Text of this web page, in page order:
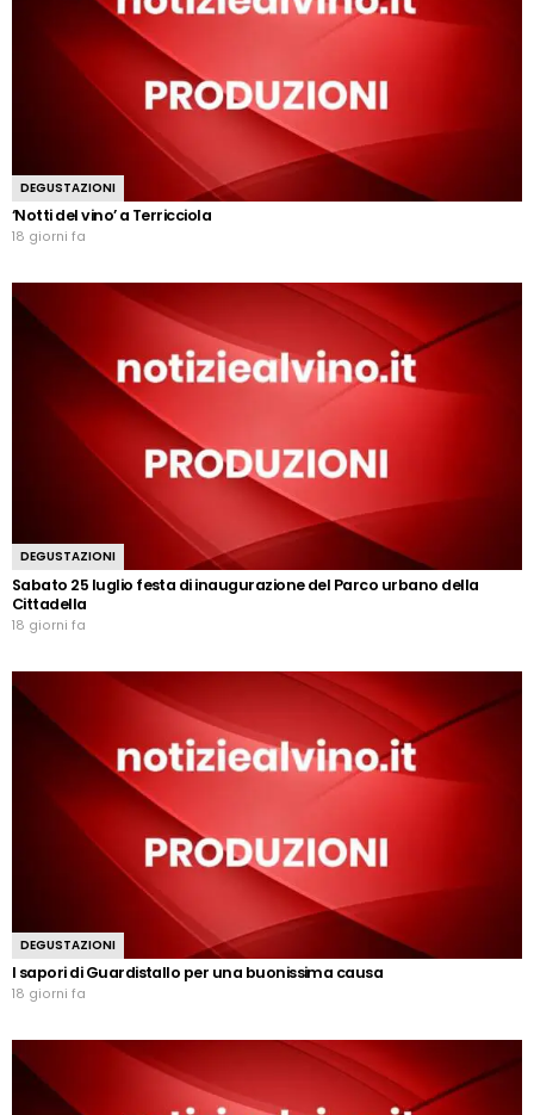
DEGUSTAZIONI
‘Notti del vino’ a Terricciola
18 giorni fa
DEGUSTAZIONI
Sabato 25 luglio festa di inaugurazione del Parco urbano della
Cittadella
18 giorni fa
DEGUSTAZIONI
I sapori di Guardistallo per una buonissima causa
18 giorni fa